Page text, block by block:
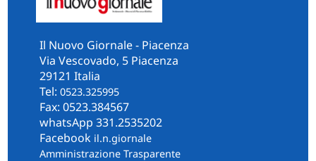
Il Nuovo Giornale - Piacenza
Via Vescovado, 5 Piacenza
29121 Italia
Tel: 0523.325995
Fax: 0523.384567
whatsApp 331.2535202
Facebook il.n.giornale
Amministrazione Trasparente